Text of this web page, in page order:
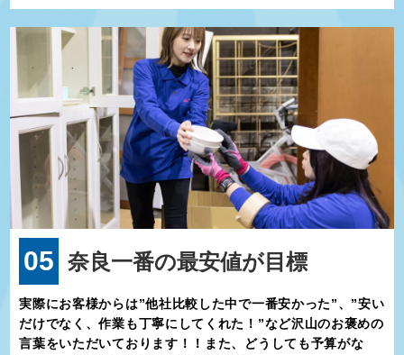
05 奈良一番の最安値が目標
実際にお客様からは”他社比較した中で一番安かった”、”安い
だけでなく、作業も丁寧にしてくれた！”など沢山のお褒めの
言葉をいただいております！！また、どうしても予算がな